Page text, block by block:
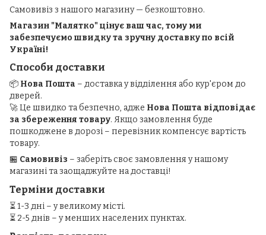
Самовивіз з нашого магазину — безкоштовно.
Магазин "Малятко" цінує ваш час, тому ми
забезпечуємо швидку та зручну доставку по всій
Україні!
Способи доставки
📦 Нова Пошта – доставка у відділення або кур'єром до
дверей.
🚀 Це швидко та безпечно, адже Нова Пошта відповідає
за збереження товару. Якщо замовлення буде
пошкоджене в дорозі – перевізник компенсує вартість
товару.
🏪 Самовивіз – заберіть своє замовлення у нашому
магазині та заощаджуйте на доставці!
Терміни доставки
⏳ 1-3 дні – у великому місті.
⏳ 2-5 днів – у менших населених пунктах.